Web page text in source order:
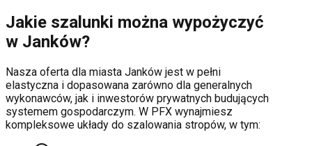
Jakie szalunki można wypożyczyć
w Janków?
Nasza oferta dla miasta Janków jest w pełni
elastyczna i dopasowana zarówno dla generalnych
wykonawców, jak i inwestorów prywatnych budujących
systemem gospodarczym. W PFX wynajmiesz
kompleksowe układy do szalowania stropów, w tym: